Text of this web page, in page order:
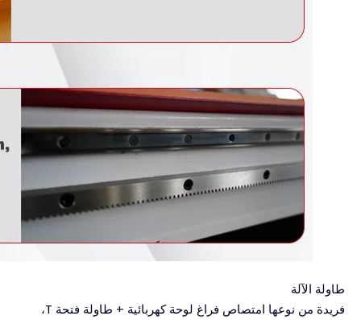
طاولة الآلة
فريدة من نوعها امتصاص فراغ لوحة كهربائية + طاولة فتحة T،